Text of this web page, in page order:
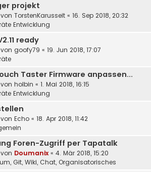
projekt
TorstenKarusseit « 16. Sep 2018, 20:32
Entwicklung
ready
goofy79 « 19. Jun 2018, 17:07
Taster Firmware anpassen...
holbin « 1. Mai 2018, 16:15
Entwicklung
Echo « 18. Apr 2018, 11:42
Foren-Zugriff per Tapatalk
Doumanix « 4. Mär 2018, 15:20
Git, Wiki, Chat, Organisatorisches